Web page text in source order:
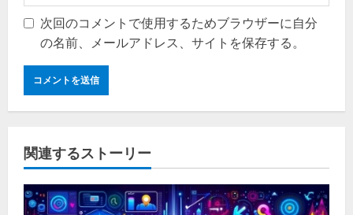
次回のコメントで使用するためブラウザーに自分
の名前、メールアドレス、サイトを保存する。
関連するストーリー